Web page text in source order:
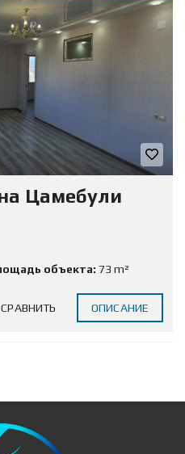
Цамебули
объекта: 73 m²
СРАВНИТЬ ОПИСАНИЕ